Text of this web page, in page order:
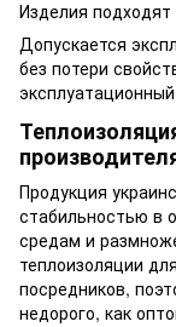
Изделия
Допускается
без потери
Продукция
стабильностью в
средам и
теплоизоляции
посредников,
недорого, как